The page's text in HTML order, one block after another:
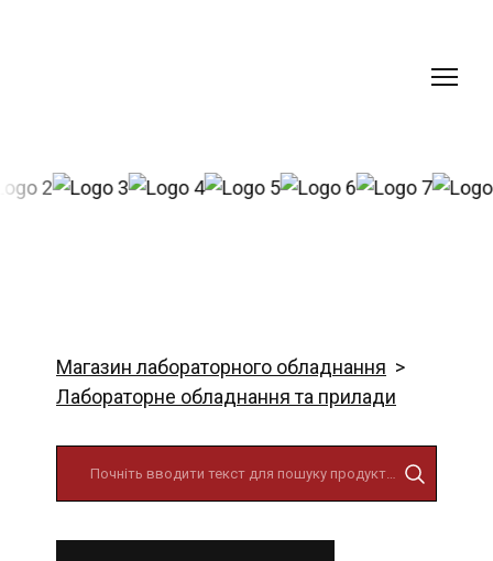
Магазин лабораторного обладнання
Лабораторне обладнання та прилади